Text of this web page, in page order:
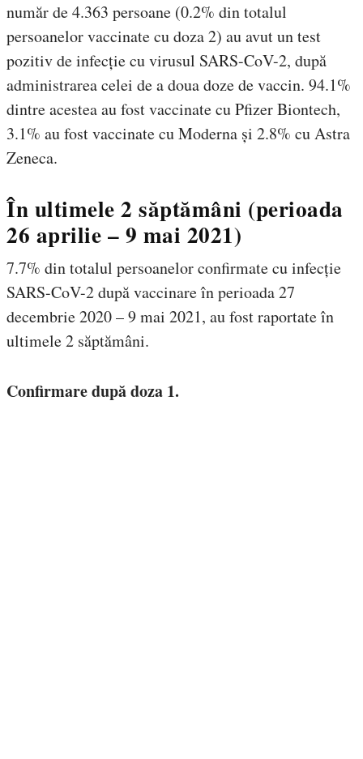
număr de 4.363 persoane (0.2% din totalul
persoanelor vaccinate cu doza 2) au avut un test
pozitiv de infecție cu virusul SARS-CoV-2, după
administrarea celei de a doua doze de vaccin. 94.1%
dintre acestea au fost vaccinate cu Pfizer Biontech,
3.1% au fost vaccinate cu Moderna și 2.8% cu Astra
Zeneca.
În ultimele 2 săptămâni (perioada
26 aprilie – 9 mai 2021)
7.7% din totalul persoanelor confirmate cu infecție
SARS-CoV-2 după vaccinare în perioada 27
decembrie 2020 – 9 mai 2021, au fost raportate în
ultimele 2 săptămâni.
Confirmare după doza 1.